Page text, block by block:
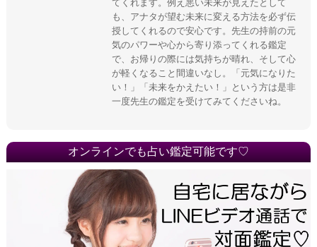
てくれます。例え悪い未来が見えたとして
も、アナタが望む未来に変える方法を必ず伝
授してくれるので安心です。先生の持前の元
気のパワーや心から寄り添ってくれる鑑定
で、お帰りの際には気持ちが晴れ、そして心
が軽くなること間違いなし。「元気になりた
い！」「未来をかえたい！」という方は是非
一度先生の鑑定を受けてみてくださいね。
オンラインでも占い鑑定可能です♡